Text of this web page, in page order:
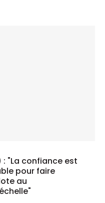
: "La confiance est
pour faire
au